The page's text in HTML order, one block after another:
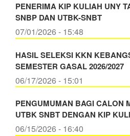
PENERIMA KIP KULIAH UNY
SNBP DAN UTBK-SNBT
07/01/2026 - 15:48
HASIL SELEKSI KKN
SEMESTER GASAL 2026/2027
06/17/2026 - 15:01
PENGUMUMAN BAGI CALON
UTBK SNBT DENGAN KIP
06/15/2026 - 16:40